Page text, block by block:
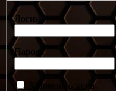
Логин
Пароль
Запомнить меня